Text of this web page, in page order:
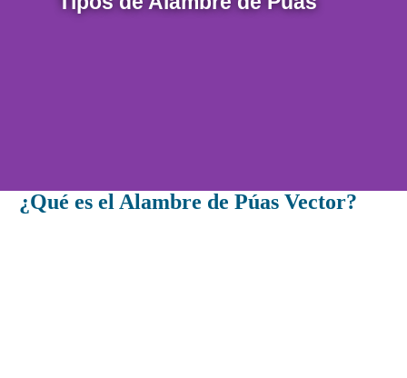
¿Qué es el Alambre de Púas Vector?